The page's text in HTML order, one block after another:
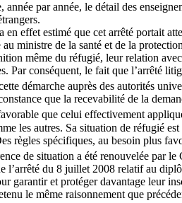
par année, le détail des
effet estimé que cet arrêté portait
ministre de la santé et de la
même du réfugié, leur relation
conséquent, le fait que l’arrêté
démarche auprès des autorités
que la recevabilité de la
que celui effectivement
les autres. Sa situation de réfugié
règles spécifiques, au besoin plus
de situation a été renouvelée par le
l’arrêté du 8 juillet 2008 relatif au
et protéger davantage leur
le même raisonnement que